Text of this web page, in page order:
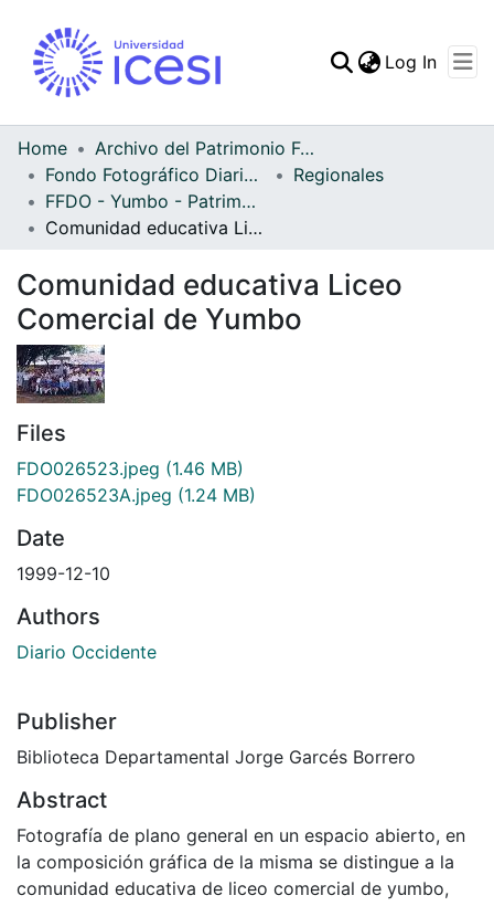
Statistics
Log In
Home
Archivo del Patrimonio Fotográfico y Fílmico del Valle del Cauca
Fondo Fotográfico Diario Occidente
Regionales
FFDO - Yumbo - Patrimonial
Comunidad educativa Liceo Comercial de Yumbo
Comunidad educativa Liceo
Comercial de Yumbo
Files
FDO026523.jpeg (1.46 MB)
FDO026523A.jpeg (1.24 MB)
Date
1999-12-10
Authors
Diario Occidente
Publisher
Biblioteca Departamental Jorge Garcés Borrero
Abstract
Fotografía de plano general en un espacio abierto, en
la composición gráfica de la misma se distingue a la
comunidad educativa de liceo comercial de yumbo,